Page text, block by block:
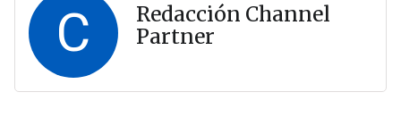
C
Redacción Channel
Partner